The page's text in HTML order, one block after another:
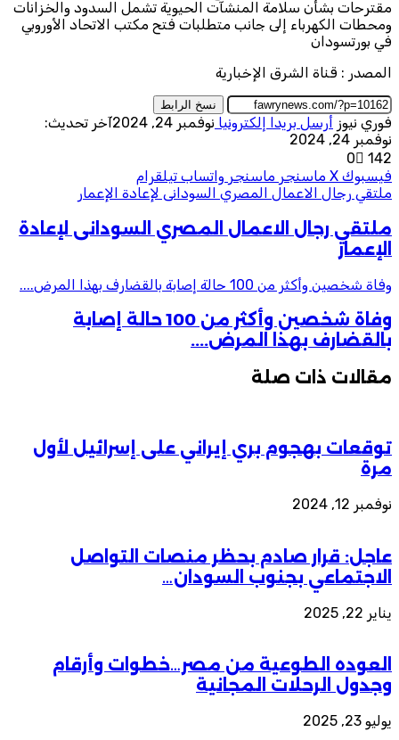
مقترحات بشأن سلامة المنشآت الحيوية تشمل السدود والخزانات
ومحطات الكهرباء إلى جانب متطلبات فتح مكتب الاتحاد الأوروبي
في بورتسودان
المصدر : قناة الشرق الإخبارية
نسخ الرابط
فوري نيوز أرسل بريدا إلكترونيا نوفمبر 24, 2024
آخر تحديث:
نوفمبر 24, 2024
0
142
فيسبوك ‫X ماسنجر ماسنجر واتساب تيلقرام
ملتقي رجال الاعمال المصري السودانى لإعادة الإعمار
ملتقي رجال الاعمال المصري السودانى لإعادة
الإعمار
وفاة شخصين وأكثر من 100 حالة إصابة بالقضارف بهذا المرض....
وفاة شخصين وأكثر من 100 حالة إصابة
بالقضارف بهذا المرض....
مقالات ذات صلة
توقعات بهجوم بري إيراني على إسرائيل لأول
مرة
نوفمبر 12, 2024
عاجل: قرار صادم بحظر منصات التواصل
الاجتماعي بجنوب السودان…
يناير 22, 2025
العوده الطوعية من مصر…خطوات وأرقام
وجدول الرحلات المجانية
يوليو 23, 2025